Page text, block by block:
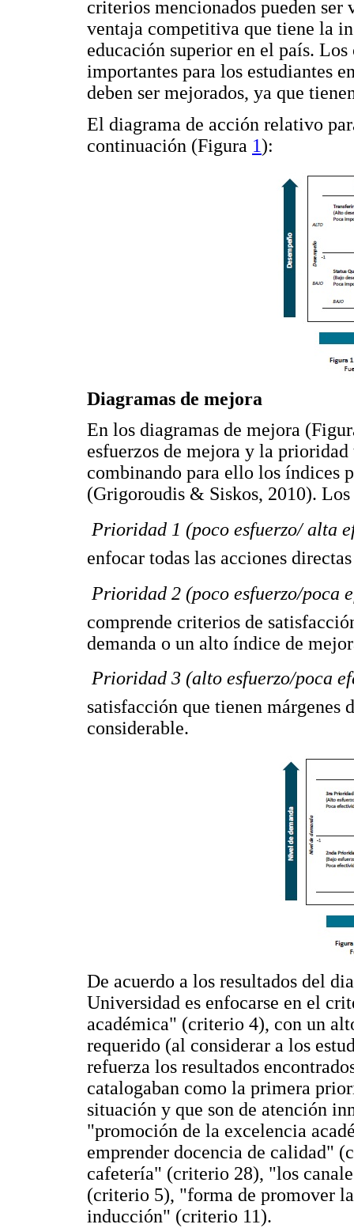
criterios mencionados pueden
ventaja competitiva que tiene la
educación superior en el país.
importantes para los estudiantes
deben ser mejorados, ya que
El diagrama de acción relativo
continuación (Figura 1):
Diagramas de mejora
En los diagramas de mejora
esfuerzos de mejora y la
combinando para ello los índices
(Grigoroudis & Siskos, 2010). Los
 Prioridad 1 (poco esfuerzo/ alta
enfocar todas las acciones
 Prioridad 2 (poco esfuerzo/
comprende criterios de
demanda o un alto índice de
 Prioridad 3 (alto esfuerzo/poca
satisfacción que tienen márgenes
considerable.
De acuerdo a los resultados del
Universidad es enfocarse en el
académica" (criterio 4), con un
requerido (al considerar a los
refuerza los resultados
catalogaban como la primera
situación y que son de atención
"promoción de la excelencia
emprender docencia de calidad"
cafetería" (criterio 28), "los
(criterio 5), "forma de promover
inducción" (criterio 11).